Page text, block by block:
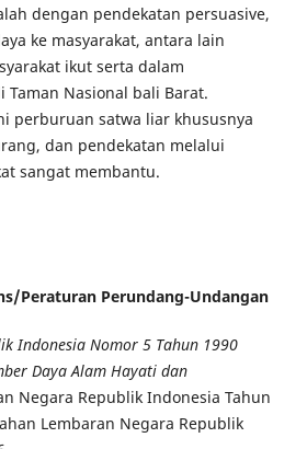
dengan pendekatan persuasive,
ke masyarakat, antara lain
ikut serta dalam
Nasional bali Barat.
perburuan satwa liar khususnya
dan pendekatan melalui
sangat membantu.
Peraturan Perundang-Undangan
Indonesia Nomor 5 Tahun 1990
Daya Alam Hayati dan
Negara Republik Indonesia Tahun
Lembaran Negara Republik